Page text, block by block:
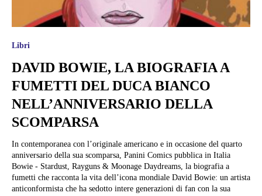
Libri
DAVID BOWIE, LA BIOGRAFIA A
FUMETTI DEL DUCA BIANCO
NELL’ANNIVERSARIO DELLA
SCOMPARSA
In contemporanea con l’originale americano e in occasione del quarto
anniversario della sua scomparsa, Panini Comics pubblica in Italia
Bowie - Stardust, Rayguns & Moonage Daydreams, la biografia a
fumetti che racconta la vita dell’icona mondiale David Bowie: un artista
anticonformista che ha sedotto intere generazioni di fan con la sua